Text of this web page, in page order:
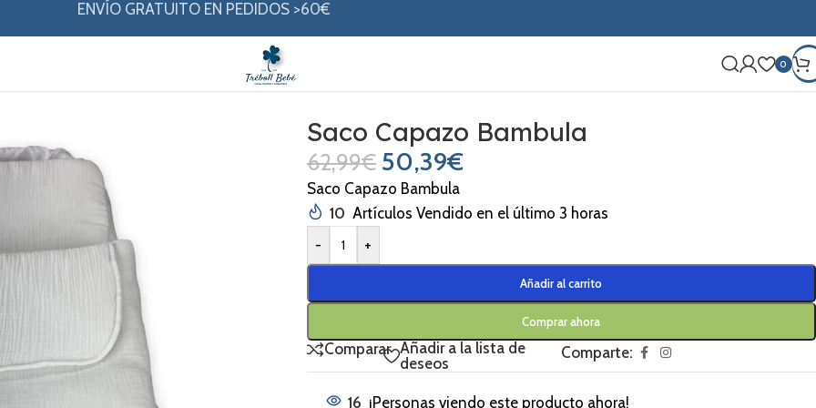
ENVÍO GRATUITO EN PEDIDOS >60€
0
Saco Capazo Bambula
62,99€ 50,39€
Saco Capazo Bambula
10 Artículos Vendido en el último 3 horas
-
+
Añadir al carrito
Comprar ahora
Comparar Añadir a la lista de
deseos
Comparte:
16 ¡Personas viendo este producto ahora!